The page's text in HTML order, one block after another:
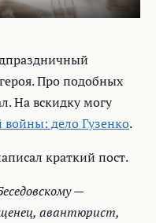
Про подобных
На вскидку могу
дело Гузенко.
краткий пост.
—
авантюрист,